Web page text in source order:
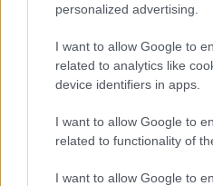
personalized advertising.
I want to allow Google to
related to analytics like
device identifiers in apps.
I want to allow Google to
related to functionality of
I want to allow Google to